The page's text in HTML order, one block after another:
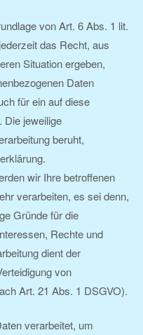
von Art. 6 Abs. 1 lit.
das Recht, aus
Situation ergeben,
Daten
für ein auf diese
Die jeweilige
beruht,
wir Ihre betroffenen
verarbeiten, es sei denn,
Gründe für die
Rechte und
dient der
von
Art. 21 Abs. 1 DSGVO).
verarbeitet, um